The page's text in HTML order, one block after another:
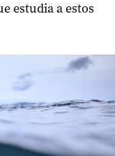
estudia a estos